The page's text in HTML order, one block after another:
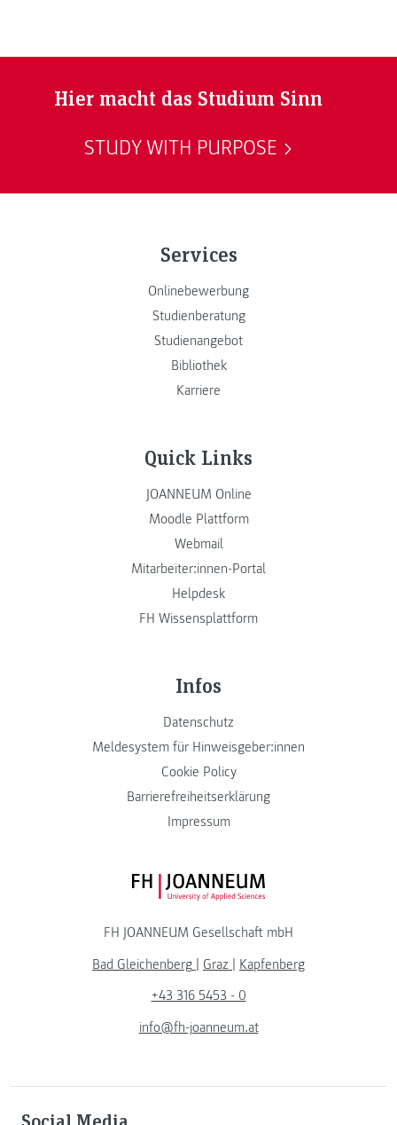
Hier macht das Studium Sinn
STUDY WITH PURPOSE
Services
Onlinebewerbung
Studienberatung
Studienangebot
Bibliothek
Karriere
Quick Links
JOANNEUM Online
Moodle Plattform
Webmail
Mitarbeiter:innen-Portal
Helpdesk
FH Wissensplattform
Infos
Datenschutz
Meldesystem für Hinweisgeber:innen
Cookie Policy
Barrierefreiheitserklärung
Impressum
FH JOANNEUM Logo
FH JOANNEUM Gesellschaft mbH
Bad Gleichenberg | Graz | Kapfenberg
+43 316 5453 - 0
info@fh-joanneum.at
Social Media